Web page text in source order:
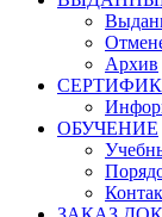
Архив
ОБУЧЕНИЕ